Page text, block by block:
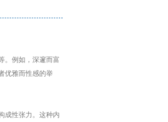
。例如，深邃而富
优雅而性感的举
成性张力。这种内